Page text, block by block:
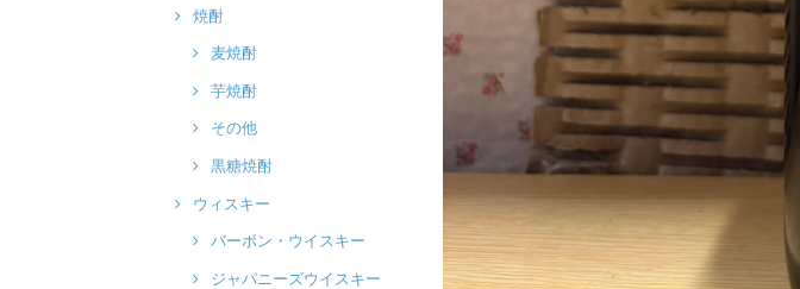
焼酎
麦焼酎
芋焼酎
その他
黒糖焼酎
ウィスキー
バーボン・ウイスキー
ジャパニーズウイスキー